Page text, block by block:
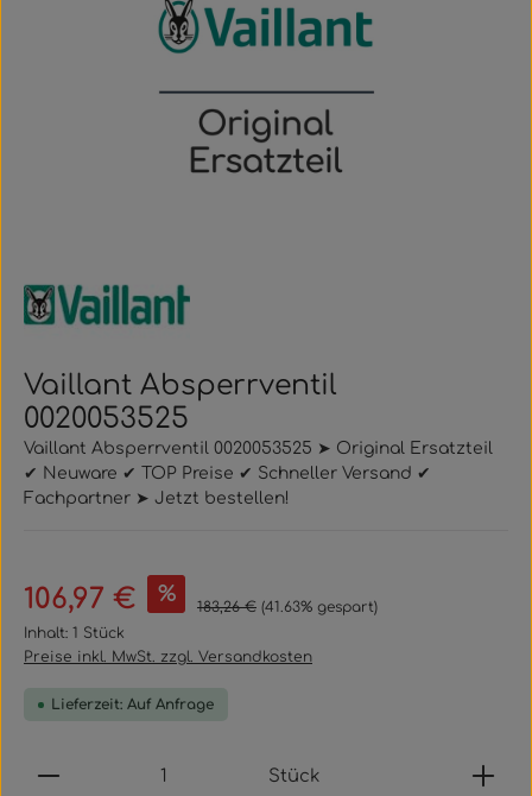
Vaillant Absperrventil
0020053525
Vaillant Absperrventil 0020053525 ➤ Original Ersatzteil
✔ Neuware ✔ TOP Preise ✔ Schneller Versand ✔
Fachpartner ➤ Jetzt bestellen!
Verkaufspreis:
106,97 € % Regulärer Preis:
183,26 € (41.63% gespart)
Inhalt: 1 Stück
Preise inkl. MwSt. zzgl. Versandkosten
Lieferzeit: Auf Anfrage
Produkt Anzahl: Gib den gewünschten Wert
Stück